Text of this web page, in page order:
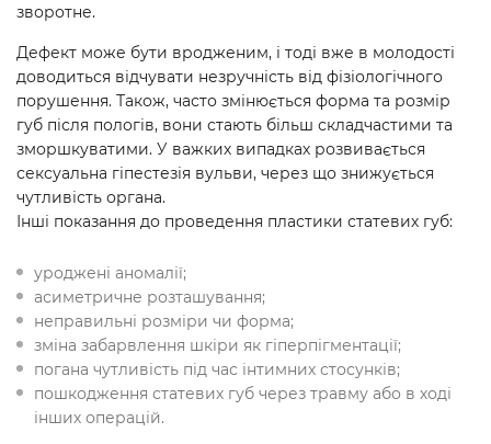
зворотне.
Дефект може бути вродженим, і тоді вже в молодості
доводиться відчувати незручність від фізіологічного
порушення. Також, часто змінюється форма та розмір
губ після пологів, вони стають більш складчастими та
зморшкуватими. У важких випадках розвивається
сексуальна гіпестезія вульви, через що знижується
чутливість органа.
Інші показання до проведення пластики статевих губ:
уроджені аномалії;
асиметричне розташування;
неправильні розміри чи форма;
зміна забарвлення шкіри як гіперпігментації;
погана чутливість під час інтимних стосунків;
пошкодження статевих губ через травму або в ході
інших операцій.